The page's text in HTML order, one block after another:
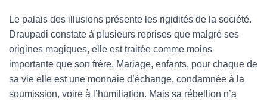
Le palais des illusions présente les rigidités de la société.
Draupadi constate à plusieurs reprises que malgré ses
origines magiques, elle est traitée comme moins
importante que son frère. Mariage, enfants, pour chaque de
sa vie elle est une monnaie d’échange, condamnée à la
soumission, voire à l’humiliation. Mais sa rébellion n’a